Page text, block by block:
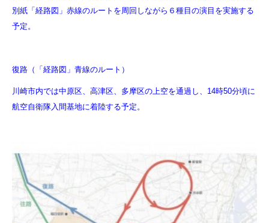
別紙「経路図」赤線のルートを周回しながら６種目の演目を実施する
予定。
復路（「経路図」青線のルート）
川崎市内では中原区、高津区、多摩区の上空を通過し、14時50分頃に
航空自衛隊入間基地に着陸する予定。